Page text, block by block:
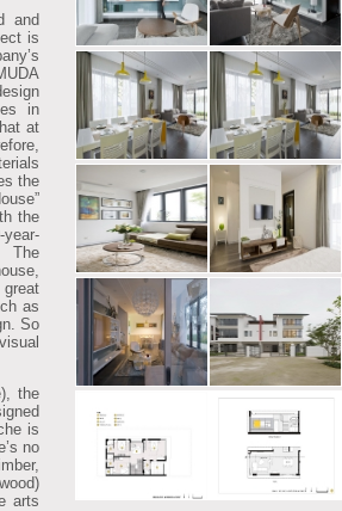
and
is
in
at
the
the
The
as
So
the
is
no
arts